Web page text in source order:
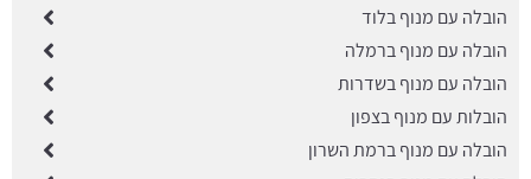
הובלה עם מנוף בלוד
הובלה עם מנוף ברמלה
הובלה עם מנוף בשדרות
הובלות עם מנוף בצפון
הובלה עם מנוף ברמת השרון